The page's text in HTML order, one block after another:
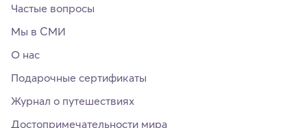
Частые вопросы
Мы в СМИ
О нас
Подарочные сертификаты
Журнал о путешествиях
Достопримечательности мира